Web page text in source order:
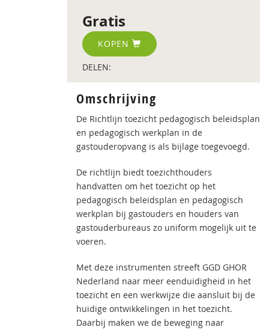
Gratis
KOPEN
DELEN:
Omschrijving
De Richtlijn toezicht pedagogisch beleidsplan
en pedagogisch werkplan in de
gastouderopvang is als bijlage toegevoegd.
De richtlijn biedt toezichthouders
handvatten om het toezicht op het
pedagogisch beleidsplan en pedagogisch
werkplan bij gastouders en houders van
gastouderbureaus zo uniform mogelijk uit te
voeren.
Met deze instrumenten streeft GGD GHOR
Nederland naar meer eenduidigheid in het
toezicht en een werkwijze die aansluit bij de
huidige ontwikkelingen in het toezicht.
Daarbij maken we de beweging naar